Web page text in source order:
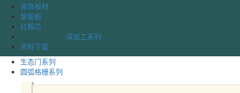
装饰板材
智能板
红棉芯
深加工系列
资料下载
生态门系列
圆弧格栅系列